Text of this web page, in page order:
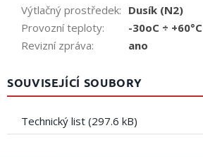
Výtlačný prostředek: Dusík (N2)
Provozní teploty:
-30oC ÷ +60°C
Revizní zpráva: ano
SOUVISEJÍCÍ SOUBORY
Technický list (297.6 kB)